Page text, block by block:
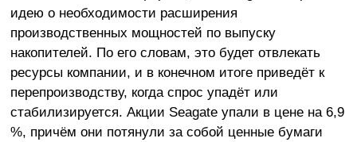
идею о необходимости расширения
производственных мощностей по выпуску
накопителей. По его словам, это будет отвлекать
ресурсы компании, и в конечном итоге приведёт к
перепроизводству, когда спрос упадёт или
стабилизируется. Акции Seagate упали в цене на 6,9
%, причём они потянули за собой ценные бумаги